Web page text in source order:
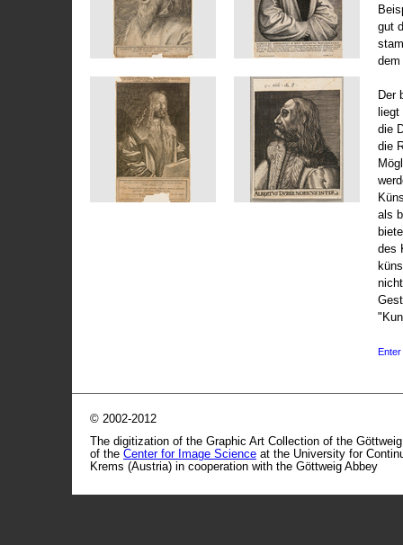
gut
dem
Der
die
die
als
des
Enter
© 2002-2012
The digitization of the Graphic Art Collection of the
of the Center for Image Science at the University for
Krems (Austria) in cooperation with the Göttweig Abbey